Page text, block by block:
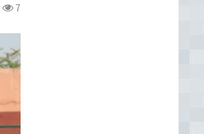
7